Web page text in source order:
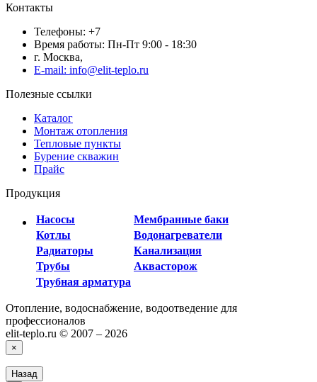
Контакты
Телефоны: +7
Время работы: Пн-Пт 9:00 - 18:30
г. Москва,
E-mail: info@elit-teplo.ru
Полезные ссылки
Каталог
Монтаж отопления
Тепловые пункты
Бурение скважин
Прайс
Продукция
Насосы
Мембранные баки
Котлы
Водонагреватели
Радиаторы
Канализация
Трубы
Аквасторож
Трубная арматура
Отопление, водоснабжение, водоотведение для
профессионалов
elit-teplo.ru © 2007 – 2026
×
Назад